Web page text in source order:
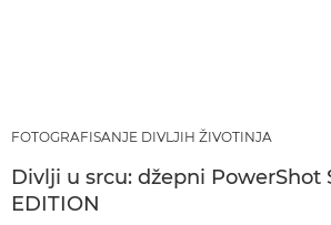
FOTOGRAFISANJE DIVLJIH ŽIVOTINJA
Divlji u srcu: džepni PowerShot
EDITION